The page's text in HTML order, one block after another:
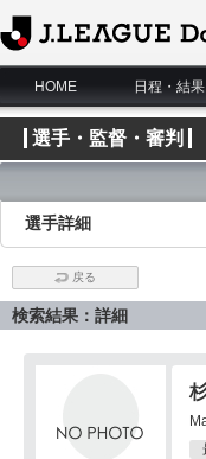
J.League Data Site
HOME
日程・結果
選手・監督・審判
選手詳細
戻る
検索結果：詳細